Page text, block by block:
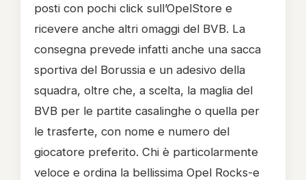
posti con pochi click sull’OpelStore e
ricevere anche altri omaggi del BVB. La
consegna prevede infatti anche una sacca
sportiva del Borussia e un adesivo della
squadra, oltre che, a scelta, la maglia del
BVB per le partite casalinghe o quella per
le trasferte, con nome e numero del
giocatore preferito. Chi è particolarmente
veloce e ordina la bellissima Opel Rocks-e